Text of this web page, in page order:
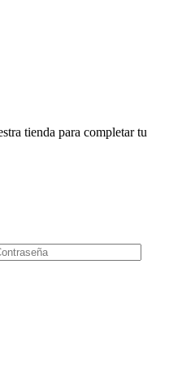
tienda para completar tu